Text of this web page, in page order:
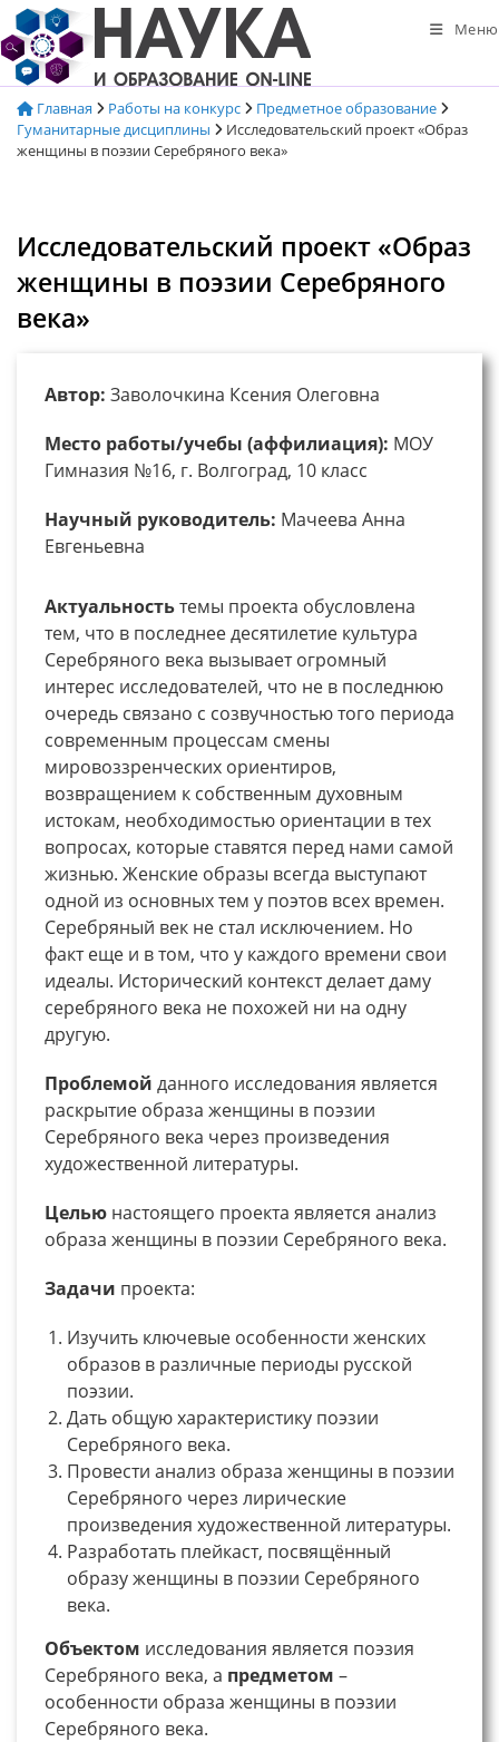
Перейти
к
содержимому
Меню
Главная Работы на конкурс
Предметное образование
Гуманитарные дисциплины
Исследовательский проект «Образ
женщины в поэзии Серебряного века»
Исследовательский проект «Образ
женщины в поэзии Серебряного
века»
Автор: Заволочкина Ксения Олеговна
Место работы/учебы (аффилиация): МОУ
Гимназия №16, г. Волгоград, 10 класс
Научный руководитель: Мачеева Анна
Евгеньевна
Актуальностьтемы проекта обусловлена
тем, что в последнее десятилетие культура
Серебряного века вызывает огромный
интерес исследователей, что не в последнюю
очередь связано с созвучностью того периода
современным процессам смены
мировоззренческих ориентиров,
возвращением к собственным духовным
истокам, необходимостью ориентации в тех
вопросах, которые ставятся перед нами самой
жизнью. Женские образы всегда выступают
одной из основных тем у поэтов всех времен.
Серебряный век не стал исключением. Но
факт еще и в том, что у каждого времени свои
идеалы. Исторический контекст делает даму
серебряного века не похожей ни на одну
другую.
Проблемой данного исследования является
раскрытие образа женщины в поэзии
Серебряного века через произведения
художественной литературы.
Целью настоящего проекта является анализ
образа женщины в поэзии Серебряного века.
Задачи проекта:
Изучить ключевые особенности женских
образов в различные периоды русской
поэзии.
Дать общую характеристику поэзии
Серебряного века.
Провести анализ образа женщины в поэзии
Серебряного через лирические
произведения художественной литературы.
Разработать плейкаст, посвящённый
образу женщины в поэзии Серебряного
века.
Объектом исследования является поэзия
Серебряного века, а предметом –
особенности образа женщины в поэзии
Серебряного века.